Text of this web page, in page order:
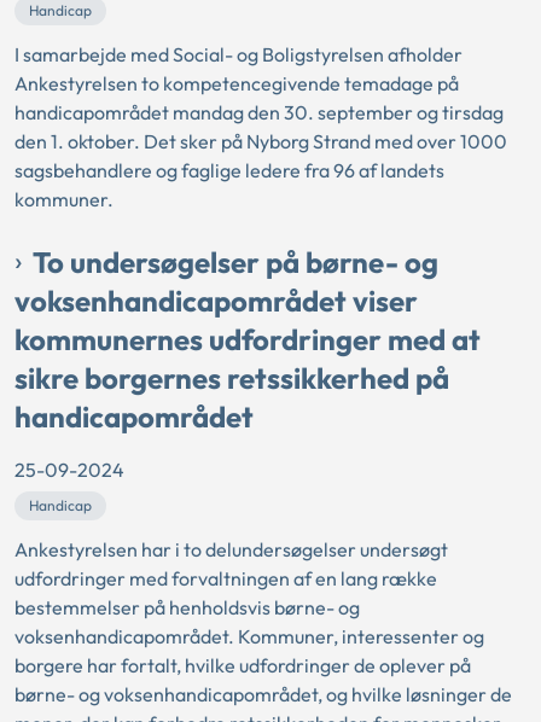
Handicap
I samarbejde med Social- og Boligstyrelsen afholder
Ankestyrelsen to kompetencegivende temadage på
handicapområdet mandag den 30. september og tirsdag
den 1. oktober. Det sker på Nyborg Strand med over 1000
sagsbehandlere og faglige ledere fra 96 af landets
kommuner.
To undersøgelser på børne- og
voksenhandicapområdet viser
kommunernes udfordringer med at
sikre borgernes retssikkerhed på
handicapområdet
25-09-2024
Handicap
Ankestyrelsen har i to delundersøgelser undersøgt
udfordringer med forvaltningen af en lang række
bestemmelser på henholdsvis børne- og
voksenhandicapområdet. Kommuner, interessenter og
borgere har fortalt, hvilke udfordringer de oplever på
børne- og voksenhandicapområdet, og hvilke løsninger de